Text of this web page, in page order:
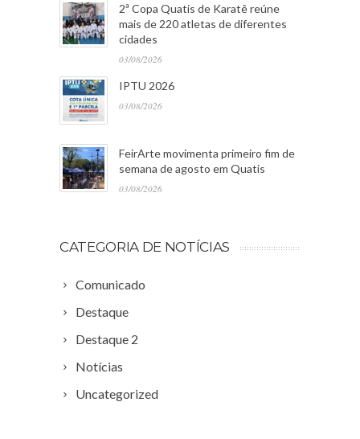
2ª Copa Quatis de Karatê reúne
mais de 220 atletas de diferentes
cidades
03/08/2026
IPTU 2026
03/08/2026
FeirArte movimenta primeiro fim de
semana de agosto em Quatis
03/08/2026
CATEGORIA DE NOTÍCIAS
Comunicado
Destaque
Destaque 2
Notícias
Uncategorized